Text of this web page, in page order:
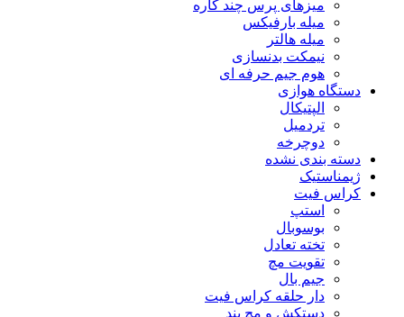
میزهای پرس چند کاره
میله بارفیکس
میله هالتر
نیمکت بدنسازی
هوم جیم حرفه ای
دستگاه هوازی
الپتیکال
تردمیل
دوچرخه
دسته بندی نشده
ژیمناستیک
کراس فیت
استپ
بوسوبال
تخته تعادل
تقویت مچ
جیم بال
دار حلقه کراس فیت
دستکش و مچ بند